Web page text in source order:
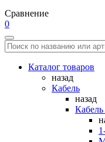
Сравнение
0
Каталог товаров
назад
Кабель
назад
Кабель